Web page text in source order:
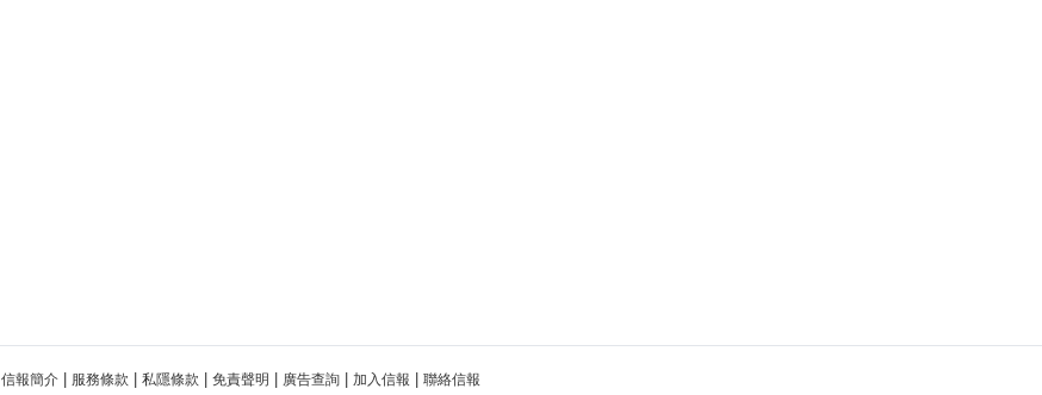
信報簡介 服務條款 私隱條款 免責聲明 廣告查詢 加入信報 聯絡信報